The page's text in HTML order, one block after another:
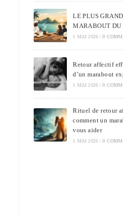
LE PLUS
MARABOUT DU
1 MAI 2026 / 0
Retour affectif
d’un marabout
1 MAI 2026 / 0
Rituel de retour
comment un
vous aider
1 MAI 2026 / 0